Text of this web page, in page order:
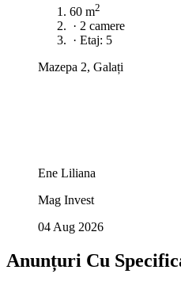
60 m2
· 2 camere
· Etaj: 5
Mazepa 2, Galați
Ene Liliana
Mag Invest
04 Aug 2026
Anunțuri Cu